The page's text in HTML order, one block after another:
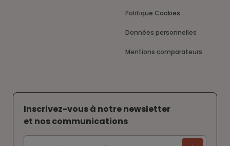
Politique Cookies
Données personnelles
Mentions comparateurs
Inscrivez-vous à notre newsletter
et nos communications